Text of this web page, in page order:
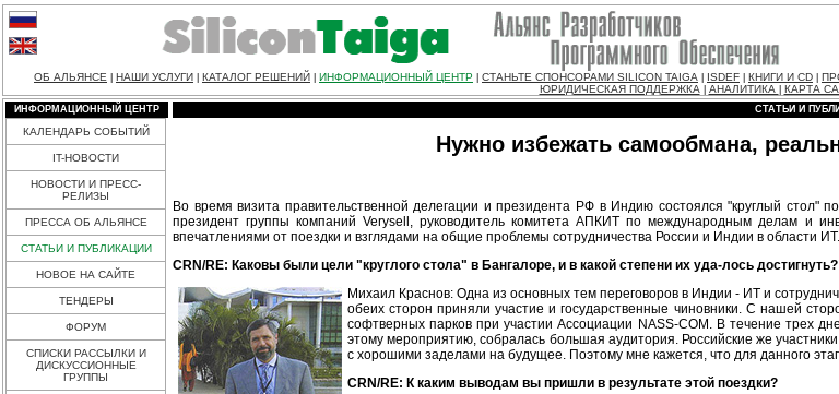
ОБ АЛЬЯНСЕ НАШИ УСЛУГИ КАТАЛОГ РЕШЕНИЙ ИНФОРМАЦИОННЫЙ ЦЕНТР СТАНЬТЕ СПОНСОРАМИ SILICON TAIGA ISDEF КНИГИ И CD
ЮРИДИЧЕСКАЯ ПОДДЕРЖКА| АНАЛИТИКА КАРТА
ИНФОРМАЦИОННЫЙ ЦЕНТР
КАЛЕНДАРЬ СОБЫТИЙ
IT-НОВОСТИ
НОВОСТИ И ПРЕСС-
РЕЛИЗЫ
ПРЕССА ОБ АЛЬЯНСЕ
СТАТЬИ И ПУБЛИКАЦИИ
НОВОЕ НА САЙТЕ
ТЕНДЕРЫ
ФОРУМ
СПИСКИ РАССЫЛКИ И
ДИСКУССИОННЫЕ
ГРУППЫ
СТАТЬИ И
Нужно избежать самообмана,
Во время визита правительственной делегации и президента РФ в Индию состоялся "круглый стол"
президент группы компаний Verysell, руководитель комитета АПКИТ по международным делам и
впечатлениями от поездки и взглядами на общие проблемы сотрудничества России и Индии в области ИТ.
CRN/RE: Каковы были цели "круглого стола" в Бангалоре, и в какой степени их уда-лось достигнуть?
Михаил Краснов: Одна из основных тем переговоров в Индии - ИТ и
обеих сторон приняли участие и государственные чиновники. С нашей
софтверных парков при участии Ассоциации NASS-СОМ. В течение трех
этому мероприятию, собралась большая аудитория. Российские же
с хорошими заделами на будущее. Поэтому мне кажется, что для данного
CRN/RE: К каким выводам вы пришли в результате этой поездки?